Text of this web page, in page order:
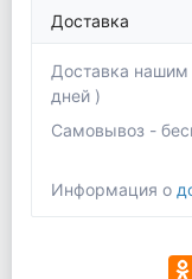
Доставка
Доставка нашим
дней )
Самовывоз -
Информация о